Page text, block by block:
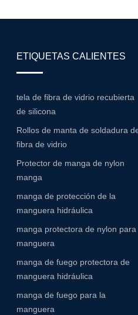
ETIQUETAS CALIENTES
tela de fibra de vidrio recubierta
de silicona
Rollos de manta de soldadura
fibra de vidrio
Protector de manga de nylon
manga
manga de protección de la
manguera hidráulica
manga protectora de nylon para
manguera
manga de fuego protectora de
manguera hidráulica
manga de fuego para la
manguera